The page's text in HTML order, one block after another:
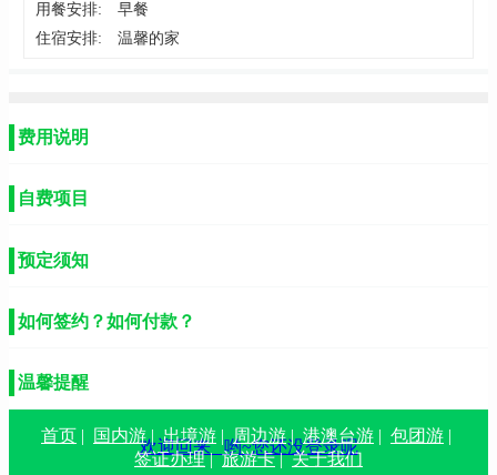
用餐安排:
早餐
住宿安排:
温馨的家
费用说明
自费项目
预定须知
如何签约？如何付款？
温馨提醒
欢迎回来哟~您还没登录呢
首页 | 国内游|出境游 |周边游|港澳台游 | 包团游 |
签证办理|旅游卡|关于我们